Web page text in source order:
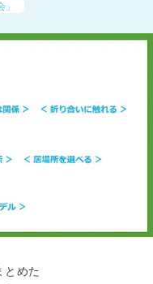
とめた